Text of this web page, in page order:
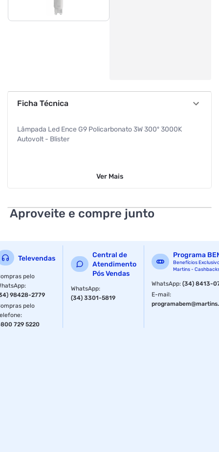
Ficha Técnica
Lâmpada Led Ence G9 Policarbonato 3W 300º 3000K
Autovolt - Blister
Ver Mais
Aproveite e compre junto
Televendas
pelo
:
98428-2779
pelo
:
729 5220
Central de
Atendimento
Pós Vendas
WhatsApp:
(34) 3301-5819
Programa
Benefícios
Martins -
WhatsApp:(34) 8413-
E-mail: